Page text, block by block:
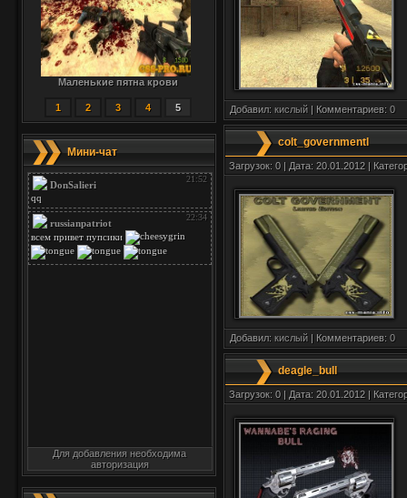
Маленькие пятна крови
1 2 3 4 5
Мини-чат
Для добавления необходима
авторизация
Добавил: кислый | Комментариев: 0
colt_governmentl
Загрузок: 0 | Дата: 20.01.2012 |
Добавил: кислый | Комментариев: 0
deagle_bull
Загрузок: 0 | Дата: 20.01.2012 |